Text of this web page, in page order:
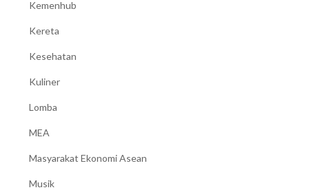
Kemenhub
Kereta
Kesehatan
Kuliner
Lomba
MEA
Masyarakat Ekonomi Asean
Musik